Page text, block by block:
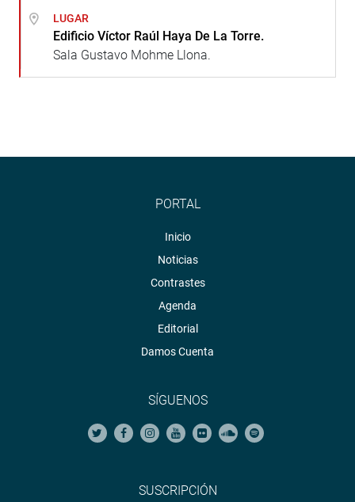
LUGAR
Edificio Víctor Raúl Haya De La Torre.
Sala Gustavo Mohme Llona.
PORTAL
Inicio
Noticias
Contrastes
Agenda
Editorial
Damos Cuenta
SÍGUENOS
SUSCRIPCIÓN